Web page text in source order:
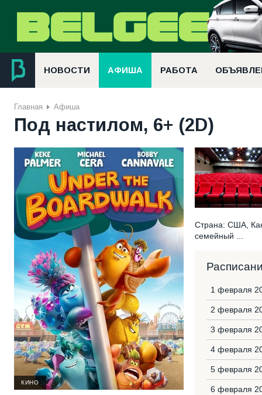
НОВОСТИ АФИША РАБОТА
Главная Афиша
Под настилом, 6+ (2D)
КИНО
Страна: США,
семейный ...
1 февраля
2 февраля
3 февраля
4 февраля
5 февраля
6 февраля